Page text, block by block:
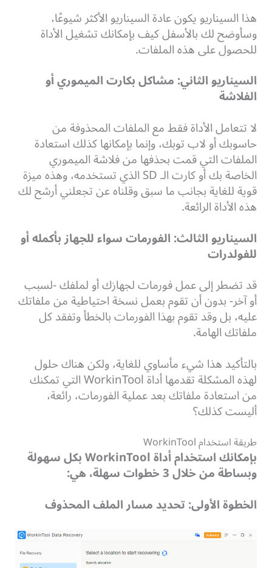
هذا السيناريو يكون عادة السيناريو الأكثر شيوعًا،
وسأوضح لك بالأسفل كيف بإمكانك تشغيل الأداة
للحصول على هذه الملفات.
السيناريو الثاني: مشاكل بكارت الميموري أو
الفلاشة
لا تتعامل الأداة فقط مع الملفات المحذوفة من
حاسوبك أو لاب توبك، وإنما بإمكانها كذلك استعادة
الملفات التي قمت بحذفها من فلاشة الميموري
الخاصة بك أو كارت الـ SD الذي تستخدمه، وهذه ميزة
قوية للغاية بجانب ما سبق وقلناه عن تجعلني أرشح لك
هذه الأداة الرائعة.
السيناريو الثالث: الفورمات سواء للجهاز بأكمله أو
للفولدرات
قد تضطر إلى عمل فورمات لجهازك أو لملفك -لسبب
أو آخر- بدون أن تقوم بعمل نسخة احتياطية من ملفاتك
عليه، بل وقد تقوم بهذا الفورمات بالخطأ وتفقد كل
ملفاتك الهامة.
بالتأكيد هذا شيء مأساوي للغاية، ولكن هناك حلول
لهذه المشكلة تقدمها أداة WorkinTool التي تمكنك
من استعادة ملفاتك بعد عملية الفورمات، رائعة،
أليست كذلك؟
طريقة استخدام WorkinTool
بإمكانك استخدام أداةWorkinToolبكل سهولة
وبساطة من خلال 3 خطوات سهلة، هي:
الخطوة الأولى: تحديد مسار الملف المحذوف